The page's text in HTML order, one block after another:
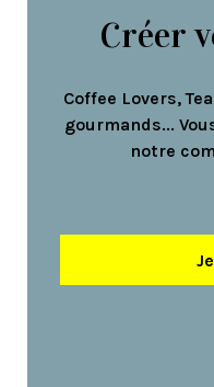
Créer
Coffee Lovers,
gourmands...
notre